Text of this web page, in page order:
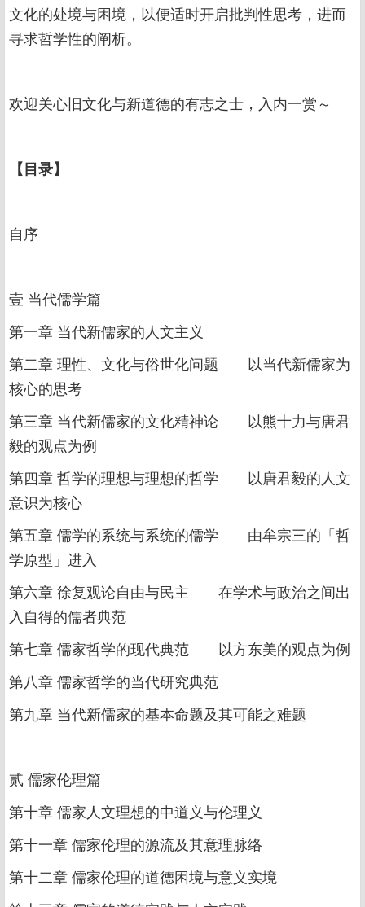
文化的处境与困境，以便适时开启批判性思考，进而
寻求哲学性的阐析。
欢迎关心旧文化与新道德的有志之士，入内一赏～
【 目录】
自序
壹 当代儒学篇
第一章 当代新儒家的人文主义
第二章 理性、文化与俗世化问题——以当代新儒家为
核心的思考
第三章 当代新儒家的文化精神论——以熊十力与唐君
毅的观点为例
第四章 哲学的理想与理想的哲学——以唐君毅的人文
意识为核心
第五章 儒学的系统与系统的儒学——由牟宗三的「哲
学原型」进入
第六章 徐复观论自由与民主——在学术与政治之间出
入自得的儒者典范
第七章 儒家哲学的现代典范——以方东美的观点为例
第八章 儒家哲学的当代研究典范
第九章 当代新儒家的基本命题及其可能之难题
贰 儒家伦理篇
第十章 儒家人文理想的中道义与伦理义
第十一章 儒家伦理的源流及其意理脉络
第十二章 儒家伦理的道德困境与意义实境